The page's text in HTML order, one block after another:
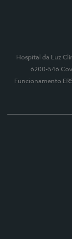
Hospital da Luz
6200-546
Funcionamento